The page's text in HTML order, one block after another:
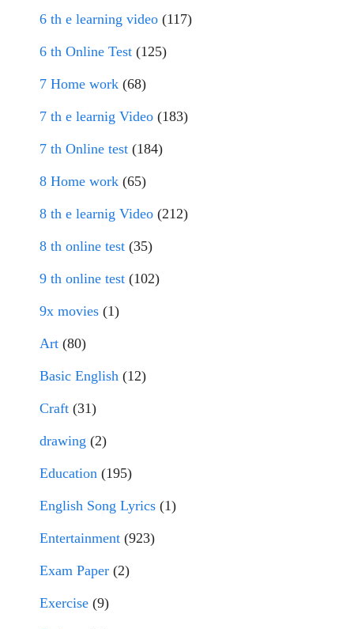
6 th e learning video (117)
6 th Online Test (125)
7 Home work (68)
7 th e learnig Video (183)
7 th Online test (184)
8 Home work (65)
8 th e learnig Video (212)
8 th online test (35)
9 th online test (102)
9x movies (1)
Art (80)
Basic English (12)
Craft (31)
drawing (2)
Education (195)
English Song Lyrics (1)
Entertainment (923)
Exam Paper (2)
Exercise (9)